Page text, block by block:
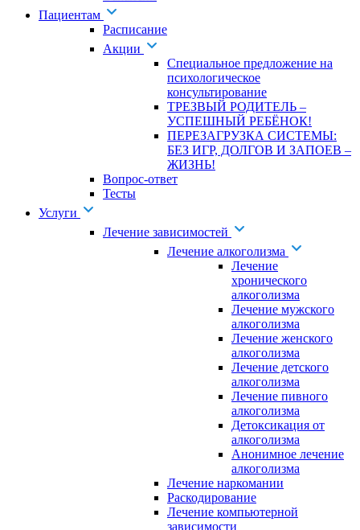
Пациентам
Расписание
Акции
Специальное предложение на
психологическое
консультирование
ТРЕЗВЫЙ РОДИТЕЛЬ –
УСПЕШНЫЙ РЕБЁНОК!
ПЕРЕЗАГРУЗКА СИСТЕМЫ:
БЕЗ ИГР, ДОЛГОВ И ЗАПОЕВ –
ЖИЗНЬ!
Вопрос-ответ
Тесты
Услуги
Лечение зависимостей
Лечение алкоголизма
Лечение
хронического
алкоголизма
Лечение мужского
алкоголизма
Лечение женского
алкоголизма
Лечение детского
алкоголизма
Лечение пивного
алкоголизма
Детоксикация от
алкоголизма
Анонимное лечение
алкоголизма
Лечение наркомании
Раскодирование
Лечение компьютерной
зависимости